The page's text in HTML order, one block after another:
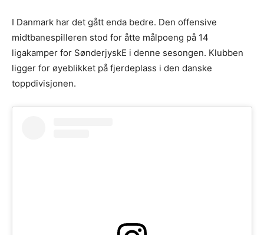
I Danmark har det gått enda bedre. Den offensive
midtbanespilleren stod for åtte målpoeng på 14
ligakamper for SønderjyskE i denne sesongen. Klubben
ligger for øyeblikket på fjerdeplass i den danske
toppdivisjonen.